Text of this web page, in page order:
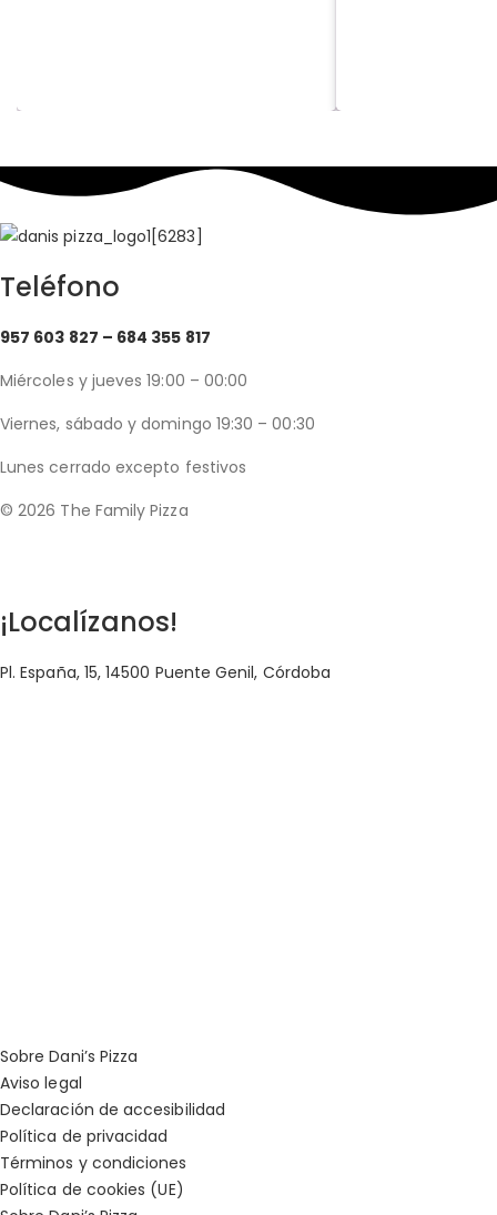
Teléfono
957 603 827 – 684 355 817
Miércoles y jueves 19:00 – 00:00
Viernes, sábado y domingo 19:30 – 00:30
Lunes cerrado excepto festivos
© 2026 The Family Pizza
¡Localízanos!
Pl. España, 15, 14500 Puente Genil, Córdoba
Sobre Dani’s Pizza
Aviso legal
Declaración de accesibilidad
Política de privacidad
Términos y condiciones
Política de cookies (UE)